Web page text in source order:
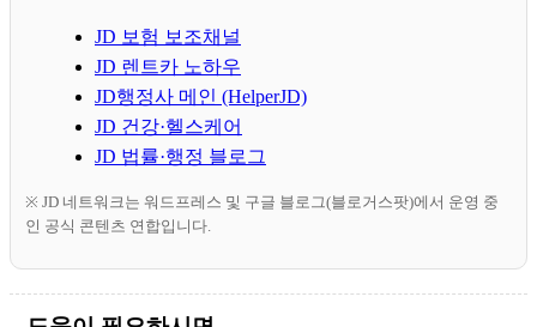
JD 보험 보조채널
JD 렌트카 노하우
JD행정사 메인 (HelperJD)
JD 건강·헬스케어
JD 법률·행정 블로그
※ JD 네트워크는 워드프레스 및 구글 블로그(블로거스팟)에서 운영 중
인 공식 콘텐츠 연합입니다.